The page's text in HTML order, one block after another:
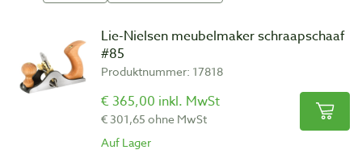
Lie-Nielsen meubelmaker schraapschaaf
#85
Produktnummer: 17818
€ 365,00 inkl. MwSt
€ 301,65 ohne MwSt
Auf Lager